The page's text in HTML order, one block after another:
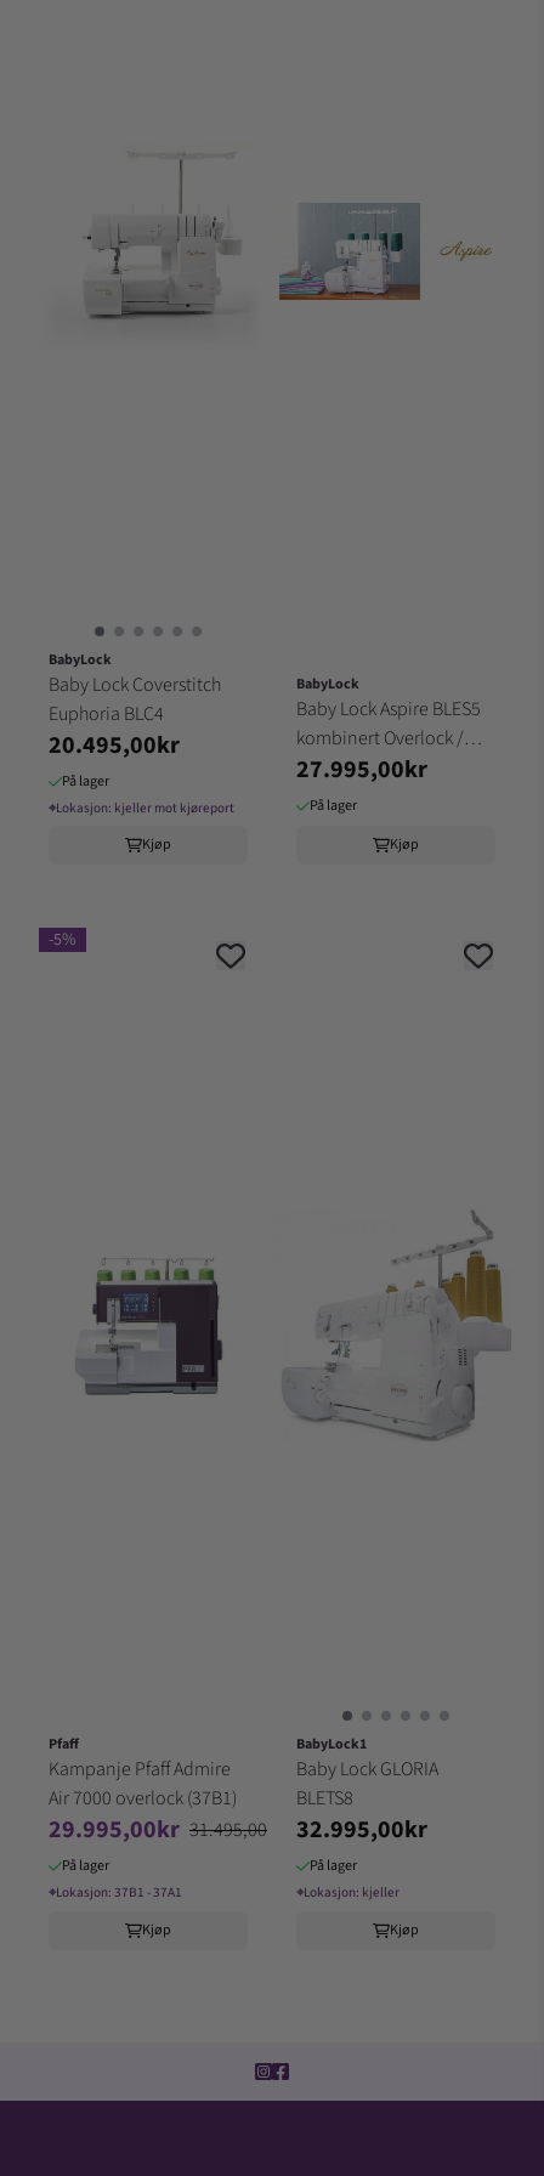
BabyLock
Baby Lock Coverstitch
Euphoria BLC4
20.495,00kr
På lager
⌖Lokasjon: kjeller mot kjøreport
Kjøp
BabyLock
Baby Lock Aspire BLES5
kombinert Overlock /
Coverstitch
27.995,00kr
På lager
Kjøp
-5%
Pfaff
Kampanje Pfaff Admire
Air 7000 overlock (37B1)
29.995,00kr 31.495,00kr
På lager
⌖Lokasjon: 37B1 - 37A1
Kjøp
BabyLock1
Baby Lock GLORIA
BLETS8
32.995,00kr
På lager
⌖Lokasjon: kjeller
Kjøp